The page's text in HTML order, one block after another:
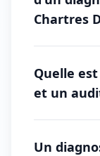
Chartres
Quelle
et un
Un